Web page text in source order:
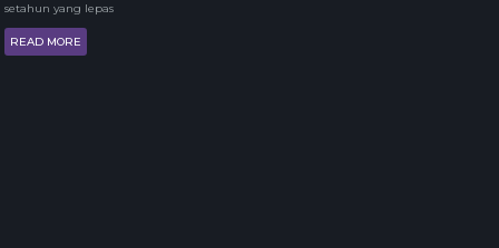
setahun yang lepas
READ MORE